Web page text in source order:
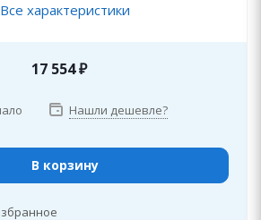
Все характеристики
17 554₽
Нашли дешевле?
В корзину